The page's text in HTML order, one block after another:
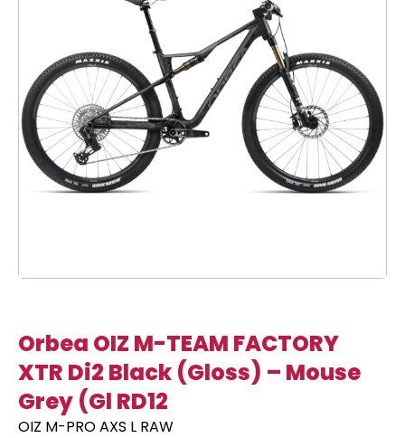
Orbea OIZ M-TEAM FACTORY
XTR Di2 Black (Gloss) – Mouse
Grey (Gl RD12
OIZ M-PRO AXS L RAW